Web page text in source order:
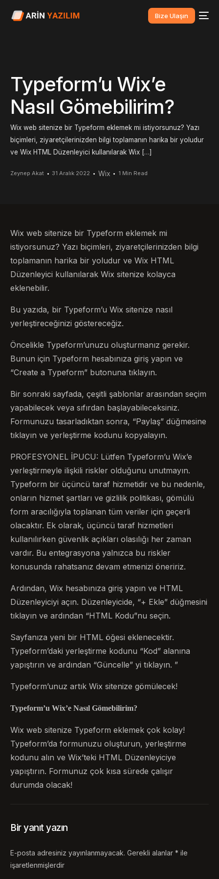
Bize Ulaşın
Typeform’u Wix’e
Nasıl Gömebilirim?
Wix web sitenize bir Typeform eklemek mi istiyorsunuz? Yazı
biçimleri, ziyaretçilerinizden bilgi toplamanın harika bir yoludur
ve Wix HTML Düzenleyici kullanılarak Wix […]
Zeynep Akat 31 Aralık 2022 Wix 1 Min Read
Wix web sitenize bir Typeform eklemek mi
istiyorsunuz? Yazı biçimleri, ziyaretçilerinizden bilgi
toplamanın harika bir yoludur ve Wix HTML
Düzenleyici kullanılarak Wix sitenize kolayca
eklenebilir.
Bu yazıda, bir Typeform’u Wix sitenize nasıl
yerleştireceğinizi göstereceğiz.
Öncelikle Typeform’unuzu oluşturmanız gerekir.
Bunun için Typeform hesabınıza giriş yapın ve
“Create a Typeform” butonuna tıklayın.
Bir sonraki sayfada, çeşitli şablonlar arasından seçim
yapabilecek veya sıfırdan başlayabileceksiniz.
Formunuzu tasarladıktan sonra, “Paylaş” düğmesine
tıklayın ve yerleştirme kodunu kopyalayın.
PROFESYONEL İPUCU: Lütfen Typeform’u Wix’e
yerleştirmeyle ilişkili riskler olduğunu unutmayın.
Typeform bir üçüncü taraf hizmetidir ve bu nedenle,
onların hizmet şartları ve gizlilik politikası, gömülü
form aracılığıyla toplanan tüm veriler için geçerli
olacaktır. Ek olarak, üçüncü taraf hizmetleri
kullanılırken güvenlik açıkları olasılığı her zaman
vardır. Bu entegrasyona yalnızca bu riskler
konusunda rahatsanız devam etmenizi öneririz.
Ardından, Wix hesabınıza giriş yapın ve HTML
Düzenleyiciyi açın. Düzenleyicide, “+ Ekle” düğmesini
tıklayın ve ardından “HTML Kodu”nu seçin.
Sayfanıza yeni bir HTML öğesi eklenecektir.
Typeform’daki yerleştirme kodunu “Kod” alanına
yapıştırın ve ardından “Güncelle” yi tıklayın. ”
Typeform’unuz artık Wix sitenize gömülecek!
Typeform’u Wix’e Nasıl Gömebilirim?
Wix web sitenize Typeform eklemek çok kolay!
Typeform’da formunuzu oluşturun, yerleştirme
kodunu alın ve Wix’teki HTML Düzenleyiciye
yapıştırın. Formunuz çok kısa sürede çalışır
durumda olacak!
Bir yanıt yazın
E-posta adresiniz yayınlanmayacak. Gerekli alanlar* ile
işaretlenmişlerdir